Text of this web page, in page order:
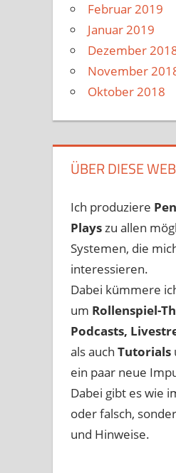
Februar 2019
Januar 2019
Dezember
November
Oktober 2018
ÜBER DIESE
Ich produziere
Playszu allen
Systemen, die
interessieren.
Dabei kümmere
um Rollenspiel-
Podcasts,
als auchTutorials
ein paar neue
Dabei gibt es wie
oder falsch,
und Hinweise.